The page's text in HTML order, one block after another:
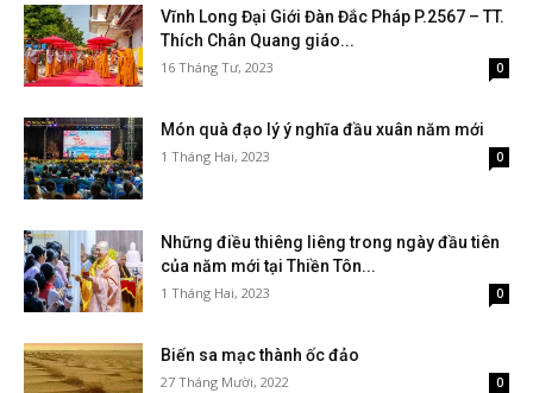
Vĩnh Long Đại Giới Đàn Đắc Pháp P.2567 – TT.
Thích Chân Quang giáo...
16 Tháng Tư, 2023 0
Món quà đạo lý ý nghĩa đầu xuân năm mới
1 Tháng Hai, 2023 0
Những điều thiêng liêng trong ngày đầu tiên
của năm mới tại Thiền Tôn...
1 Tháng Hai, 2023 0
Biến sa mạc thành ốc đảo
27 Tháng Mười, 2022 0